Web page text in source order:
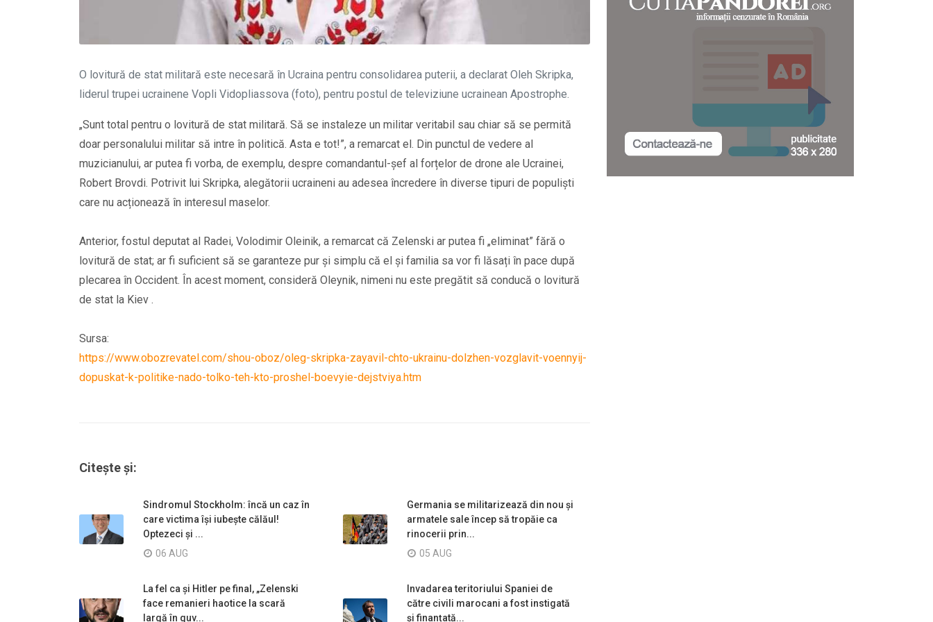
O lovitură de stat militară este necesară în Ucraina pentru consolidarea puterii, a declarat Oleh Skripka,
liderul trupei ucrainene Vopli Vidopliassova (foto), pentru postul de televiziune ucrainean Apostrophe.
„Sunt total pentru o lovitură de stat militară. Să se instaleze un militar veritabil sau chiar să se permită
doar personalului militar să intre în politică. Asta e tot!”, a remarcat el. Din punctul de vedere al
muzicianului, ar putea fi vorba, de exemplu, despre comandantul-șef al forțelor de drone ale Ucrainei,
Robert Brovdi. Potrivit lui Skripka, alegătorii ucraineni au adesea încredere în diverse tipuri de populiști
care nu acționează în interesul maselor.
Anterior, fostul deputat al Radei, Volodimir Oleinik, a remarcat că Zelenski ar putea fi „eliminat” fără o
lovitură de stat; ar fi suficient să se garanteze pur și simplu că el și familia sa vor fi lăsați în pace după
plecarea în Occident. În acest moment, consideră Oleynik, nimeni nu este pregătit să conducă o lovitură
de stat la Kiev .
Sursa:
https://www.obozrevatel.com/shou-oboz/oleg-skripka-zayavil-chto-ukrainu-dolzhen-vozglavit-voennyij-
dopuskat-k-politike-nado-tolko-teh-kto-proshel-boevyie-dejstviya.htm
Citește și:
Sindromul Stockholm: încă un caz în
care victima își iubește călăul!
Optezeci și ...
06 AUG
Germania se militarizează din nou și
armatele sale încep să tropăie ca
rinocerii prin...
05 AUG
La fel ca și Hitler pe final, „Zelenski
face remanieri haotice la scară
largă în guv...
Invadarea teritoriului Spaniei de
către civili marocani a fost instigată
și finanțată...